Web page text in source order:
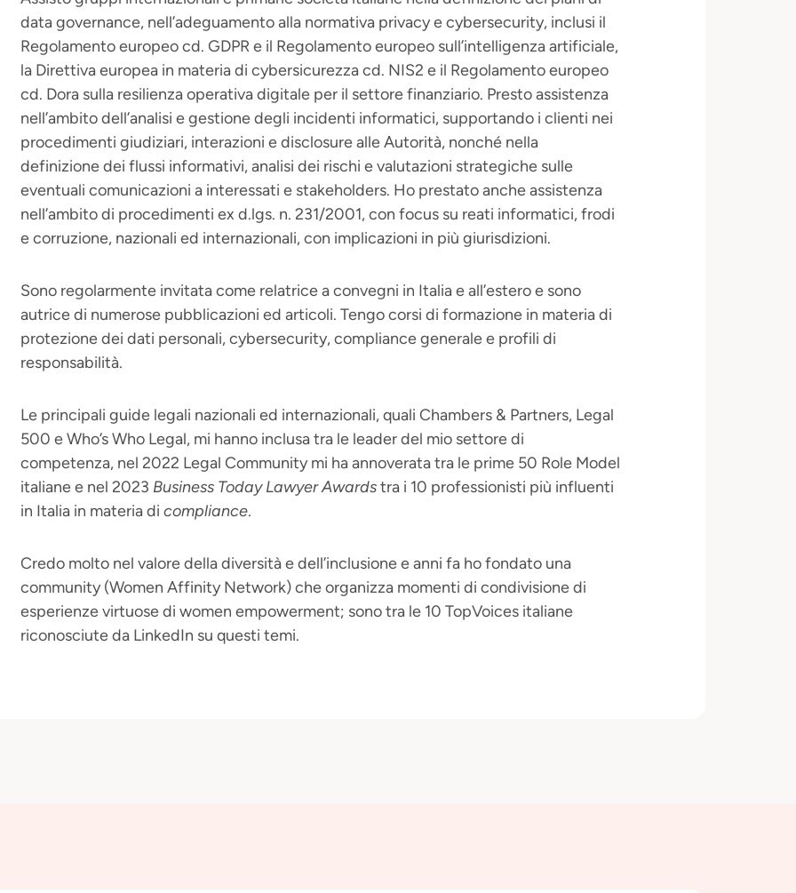
data governance, nell’adeguamento alla normativa privacy e cybersecurity, inclusi il
Regolamento europeo cd. GDPR e il Regolamento europeo sull’intelligenza artificiale,
la Direttiva europea in materia di cybersicurezza cd. NIS2 e il Regolamento europeo
cd. Dora sulla resilienza operativa digitale per il settore finanziario. Presto assistenza
nell’ambito dell’analisi e gestione degli incidenti informatici, supportando i clienti nei
procedimenti giudiziari, interazioni e disclosure alle Autorità, nonché nella
definizione dei flussi informativi, analisi dei rischi e valutazioni strategiche sulle
eventuali comunicazioni a interessati e stakeholders. Ho prestato anche assistenza
nell’ambito di procedimenti ex d.lgs. n. 231/2001, con focus su reati informatici, frodi
e corruzione, nazionali ed internazionali, con implicazioni in più giurisdizioni.
Sono regolarmente invitata come relatrice a convegni in Italia e all’estero e sono
autrice di numerose pubblicazioni ed articoli. Tengo corsi di formazione in materia di
protezione dei dati personali, cybersecurity, compliance generale e profili di
responsabilità.
Le principali guide legali nazionali ed internazionali, quali Chambers & Partners, Legal
500 e Who’s Who Legal, mi hanno inclusa tra le leader del mio settore di
competenza, nel 2022 Legal Community mi ha annoverata tra le prime 50 Role Model
italiane e nel 2023 Business Today Lawyer Awardstra i 10 professionisti più influenti
in Italia in materia di compliance.
Credo molto nel valore della diversità e dell’inclusione e anni fa ho fondato una
community (Women Affinity Network) che organizza momenti di condivisione di
esperienze virtuose di women empowerment; sono tra le 10 TopVoices italiane
riconosciute da LinkedIn su questi temi.